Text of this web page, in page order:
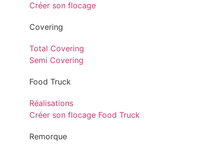
Créer son flocage
Covering
Total Covering
Semi Covering
Food Truck
Réalisations
Créer son flocage Food Truck
Remorque